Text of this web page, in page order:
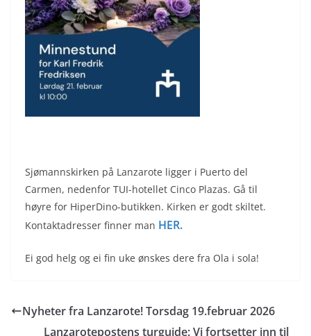
Sjømannskirken på Lanzarote ligger i Puerto del
Carmen, nedenfor TUI-hotellet Cinco Plazas. Gå til
høyre for HiperDino-butikken. Kirken er godt skiltet.
Kontaktadresser finner man HER.
Ei god helg og ei fin uke ønskes dere fra Ola i sola!
Nyheter fra Lanzarote! Torsdag 19.februar 2026
Lanzarotepostens turguide: Vi fortsetter inn til